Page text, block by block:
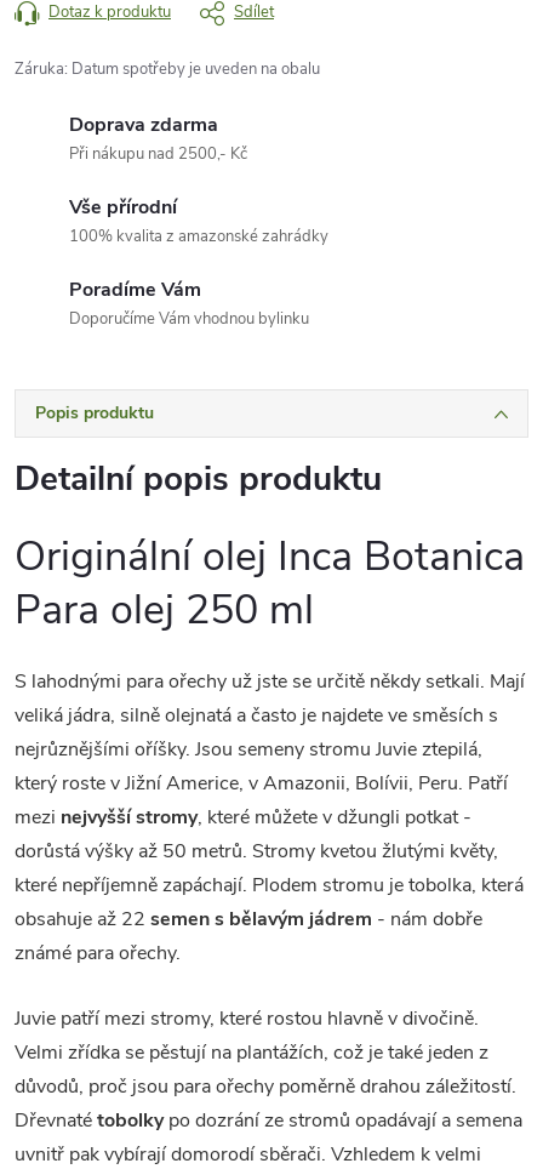
Dotaz k produktu Sdílet
Záruka: Datum spotřeby je uveden na obalu
Doprava zdarma
Při nákupu nad 2500,- Kč
Vše přírodní
100% kvalita z amazonské zahrádky
Poradíme Vám
Doporučíme Vám vhodnou bylinku
Popis produktu
Detailní popis produktu
Originální olej Inca Botanica
Para olej 250 ml
S lahodnými para ořechy už jste se určitě někdy setkali. Mají
veliká jádra, silně olejnatá a často je najdete ve směsích s
nejrůznějšími oříšky. Jsou semeny stromu Juvie ztepilá,
který roste v Jižní Americe, v Amazonii, Bolívii, Peru. Patří
mezi nejvyšší stromy, které můžete v džungli potkat -
dorůstá výšky až 50 metrů. Stromy kvetou žlutými květy,
které nepříjemně zapáchají. Plodem stromu je tobolka, která
obsahuje až 22 semen s bělavým jádrem - nám dobře
známé para ořechy.
Juvie patří mezi stromy, které rostou hlavně v divočině.
Velmi zřídka se pěstují na plantážích, což je také jeden z
důvodů, proč jsou para ořechy poměrně drahou záležitostí.
Dřevnatétobolkypo dozrání ze stromů opadávají a semena
uvnitř pak vybírají domorodí sběrači. Vzhledem k velmi